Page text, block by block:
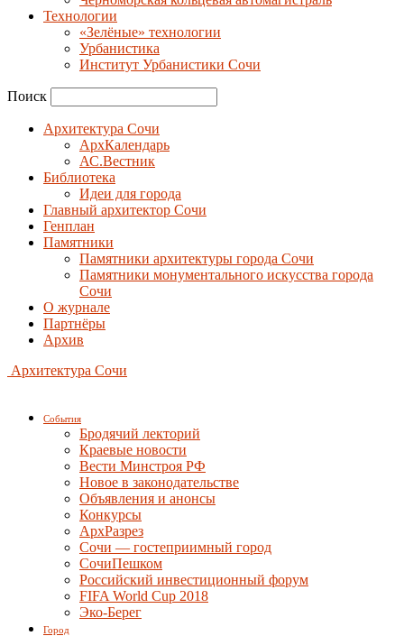
Технологии
«Зелёные» технологии
Урбанистика
Институт Урбанистики Сочи
Поиск
Архитектура Сочи
АрхКалендарь
АС.Вестник
Библиотека
Идеи для города
Главный архитектор Сочи
Генплан
Памятники
Памятники архитектуры города Сочи
Памятники монументального искусства города
Сочи
О журнале
Партнёры
Архив
Архитектура Сочи
События
Бродячий лекторий
Краевые новости
Вести Минстроя РФ
Новое в законодательстве
Объявления и анонсы
Конкурсы
АрхРазрез
Сочи — гостеприимный город
СочиПешком
Российский инвестиционный форум
FIFA World Cup 2018
Эко-Берег
Город